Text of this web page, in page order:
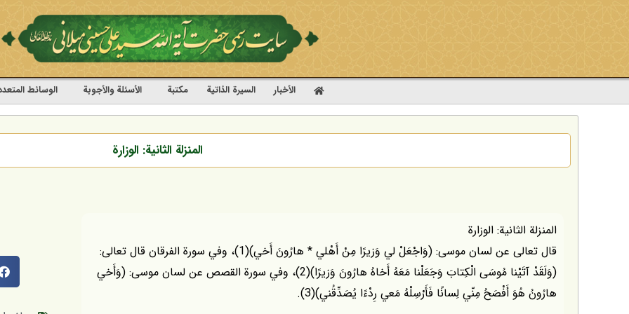
الأخبار السيرة الذاتية مکتبة الأسئلة والأجوبة الوسائط
المنزلة الثانية: الوزارة
المنزلة الثانية: الوزارة
قال تعالى عن لسان موسى: (وَاجْعَلْ لي وَزيرًا مِنْ أَهْلي * هارُونَ أَخي)(1)، وفي سورة الفرقان قال تعالى:
(وَلَقَدْ آتَيْنا مُوسَى الْكِتابَ وَجَعَلْنا مَعَهُ أَخاهُ هارُونَ وَزيرًا)(2)، وفي سورة القصص عن لسان موسى: (وَأَخي
هارُونُ هُوَ أَفْصَحُ مِنّي لِسانًا فَأَرْسِلْهُ مَعي رِدْءًا يُصَدِّقُني)(3).